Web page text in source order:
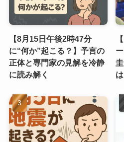
【8月15日午後2時47分
に“何か”起こる？】予言の
正体と専門家の見解を冷静
に読み解く